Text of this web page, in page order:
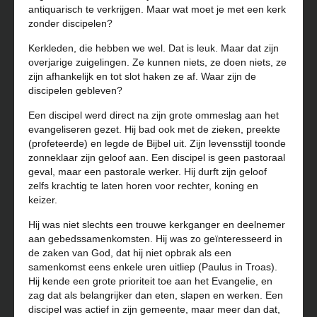
antiquarisch te verkrijgen. Maar wat moet je met een kerk
zonder discipelen?
Kerkleden, die hebben we wel. Dat is leuk. Maar dat zijn
overjarige zuigelingen. Ze kunnen niets, ze doen niets, ze
zijn afhankelijk en tot slot haken ze af. Waar zijn de
discipelen gebleven?
Een discipel werd direct na zijn grote ommeslag aan het
evangeliseren gezet. Hij bad ook met de zieken, preekte
(profeteerde) en legde de Bijbel uit. Zijn levensstijl toonde
zonneklaar zijn geloof aan. Een discipel is geen pastoraal
geval, maar een pastorale werker. Hij durft zijn geloof
zelfs krachtig te laten horen voor rechter, koning en
keizer.
Hij was niet slechts een trouwe kerkganger en deelnemer
aan gebedssamenkomsten. Hij was zo geïnteresseerd in
de zaken van God, dat hij niet opbrak als een
samenkomst eens enkele uren uitliep (Paulus in Troas).
Hij kende een grote prioriteit toe aan het Evangelie, en
zag dat als belangrijker dan eten, slapen en werken. Een
discipel was actief in zijn gemeente, maar meer dan dat,